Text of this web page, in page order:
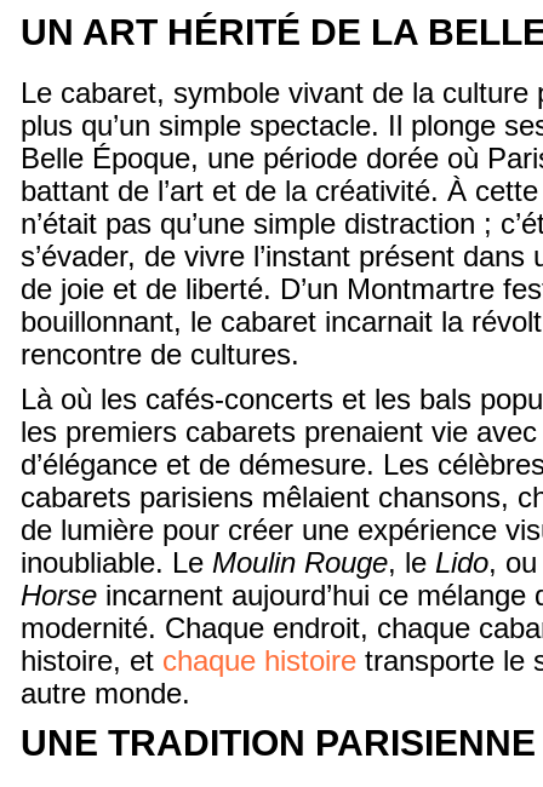
UN ART HÉRITÉ DE LA
Le cabaret, symbole vivant de la culture
plus qu’un simple spectacle. Il plonge
Belle Époque, une période dorée où
battant de l’art et de la créativité. À
n’était pas qu’une simple distraction ;
s’évader, de vivre l’instant présent
de joie et de liberté. D’un Montmartre
bouillonnant, le cabaret incarnait la
rencontre de cultures.
Là où les cafés-concerts et les bals
les premiers cabarets prenaient vie
d’élégance et de démesure. Les
cabarets parisiens mêlaient chansons,
de lumière pour créer une expérience
inoubliable. Le Moulin Rouge, le Lido,
Horse incarnent aujourd’hui ce mélange
modernité. Chaque endroit, chaque
histoire, et chaque histoire transporte le
autre monde.
UNE TRADITION